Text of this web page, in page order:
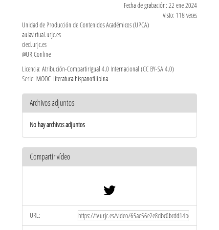
Fecha de grabación: 22 ene 2024
Visto: 118 veces
Unidad de Producción de Contenidos Académicos (UPCA)
aulavirtual.urjc.es
cied.urjc.es
@URJConline
Licencia: Atribución-CompartirIgual 4.0 Internacional (CC BY-SA 4.0)
Serie: MOOC Literatura hispanofilipina
Archivos adjuntos
No hay archivos adjuntos
Compartir vídeo
URL: